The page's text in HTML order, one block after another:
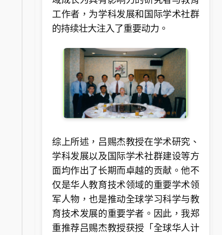
工作者，为学科发展和国际学术社群
的持续壮大注入了重要动力。
综上所述，吕赐杰教授在学术研究、
学科发展以及国际学术社群建设等方
面均作出了长期而卓越的贡献。他不
仅是华人教育技术领域的重要学术领
军人物，也是推动全球学习科学与教
育技术发展的重要学者。因此，我郑
重推荐吕赐杰教授获授「全球华人计